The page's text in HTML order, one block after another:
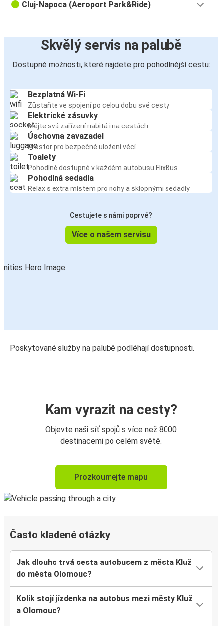
Cluj-Napoca (Aeroport Park&Ride)
Skvělý servis na palubě
Dostupné možnosti, které najdete pro pohodlnější cestu:
Bezplatná Wi-Fi
Zůstaňte ve spojení po celou dobu své cesty
Elektrické zásuvky
Mějte svá zařízení nabitá i na cestách
Úschovna zavazadel
Prostor pro bezpečné uložení věcí
Toalety
Pohodlně dostupné v každém autobusu FlixBus
Pohodlná sedadla
Relax s extra místem pro nohy a sklopnými sedadly
Cestujete s námi poprvé?
Více o našem servisu
Poskytované služby na palubě podléhají dostupnosti.
Kam vyrazit na cesty?
Objevte naši síť spojů s více než 8000
destinacemi po celém světě.
Prozkoumejte mapu
Často kladené otázky
Jak dlouho trvá cesta autobusem z města Kluž
do města Olomouc?
Kolik stojí jízdenka na autobus mezi městy Kluž
a Olomouc?